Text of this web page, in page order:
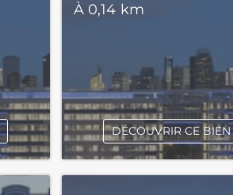
À 0,14 km
DÉCOUVRIR CE BIEN